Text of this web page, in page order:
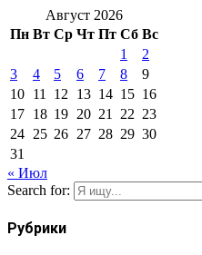
Август 2026
Пн Вт Ср Чт Пт Сб Вс
1
2
3
4 5 6 7 8
9
10 11 12 13 14 15 16
17 18 19 20 21 22 23
24 25 26 27 28 29 30
31
« Июл
Search for:
Рубрики